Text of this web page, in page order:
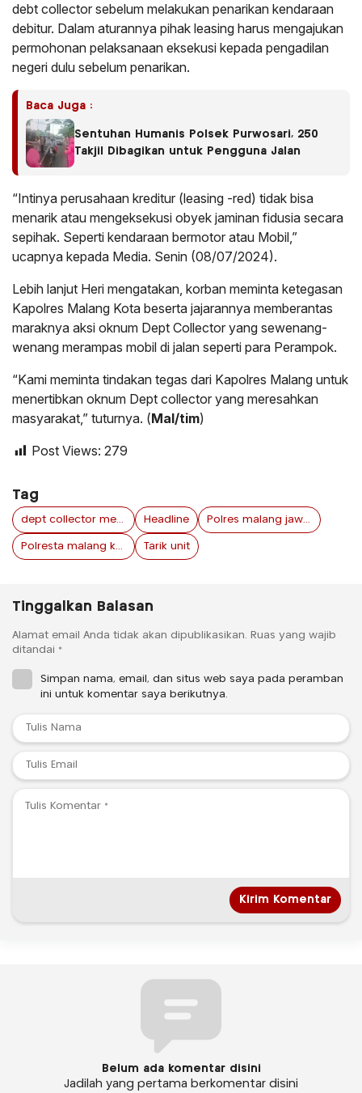
debt collector sebelum melakukan penarikan kendaraan
debitur. Dalam aturannya pihak leasing harus mengajukan
permohonan pelaksanaan eksekusi kepada pengadilan
negeri dulu sebelum penarikan.
Baca Juga :
Sentuhan Humanis Polsek Purwosari, 250
Takjil Dibagikan untuk Pengguna Jalan
“Intinya perusahaan kreditur (leasing -red) tidak bisa
menarik atau mengeksekusi obyek jaminan fidusia secara
sepihak. Seperti kendaraan bermotor atau Mobil,”
ucapnya kepada Media. Senin (08/07/2024).
Lebih lanjut Heri mengatakan, korban meminta ketegasan
Kapolres Malang Kota beserta jajarannya memberantas
maraknya aksi oknum Dept Collector yang sewenang-
wenang merampas mobil di jalan seperti para Perampok.
“Kami meminta tindakan tegas dari Kapolres Malang untuk
menertibkan oknum Dept collector yang meresahkan
masyarakat,” tuturnya. (Mal/tim)
Post Views: 279
Tag
dept collector meresahkan Headline Polres malang jawa timur
Polresta malang kota Tarik unit
Tinggalkan Balasan
Alamat email Anda tidak akan dipublikasikan. Ruas yang wajib
ditandai *
Simpan nama, email, dan situs web saya pada peramban
ini untuk komentar saya berikutnya.
Belum ada komentar disini
Jadilah yang pertama berkomentar disini